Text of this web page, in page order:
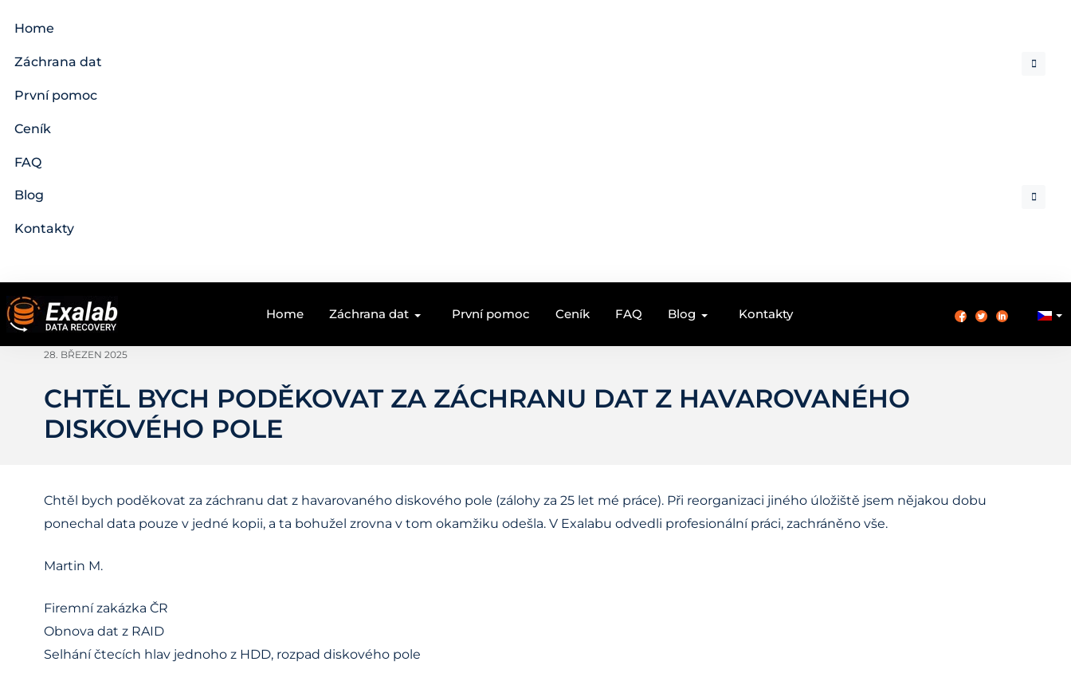
Home
Záchrana dat
První pomoc
Ceník
FAQ
Blog
Kontakty
Home Záchrana dat První pomoc Ceník FAQ Blog Kontakty
28. BŘEZEN 2025
CHTĚL BYCH PODĚKOVAT ZA ZÁCHRANU DAT Z HAVAROVANÉHO
DISKOVÉHO POLE
Chtěl bych poděkovat za záchranu dat z havarovaného diskového pole (zálohy za 25 let mé práce). Při reorganizaci jiného úložiště jsem nějakou dobu
ponechal data pouze v jedné kopii, a ta bohužel zrovna v tom okamžiku odešla. V Exalabu odvedli profesionální práci, zachráněno vše.
Martin M.
Firemní zakázka ČR
Obnova dat z RAID
Selhání čtecích hlav jednoho z HDD, rozpad diskového pole